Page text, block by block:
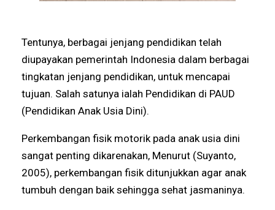
Tentunya, berbagai jenjang pendidikan telah
diupayakan pemerintah Indonesia dalam berbagai
tingkatan jenjang pendidikan, untuk mencapai
tujuan. Salah satunya ialah Pendidikan di PAUD
(Pendidikan Anak Usia Dini).
Perkembangan fisik motorik pada anak usia dini
sangat penting dikarenakan, Menurut (Suyanto,
2005), perkembangan fisik ditunjukkan agar anak
tumbuh dengan baik sehingga sehat jasmaninya.